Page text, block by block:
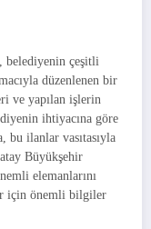
belediyenin çeşitli
düzenlenen bir
ve yapılan işlerin
ihtiyacına göre
bu ilanlar vasıtasıyla
Büyükşehir
elemanlarını
için önemli bilgiler